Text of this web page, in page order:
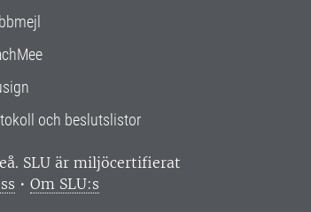
och beslutslistor
SLU är miljöcertifierat
• Om SLU:s